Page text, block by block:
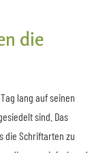
die
lang auf seinen
sind. Das
die Schriftarten zu